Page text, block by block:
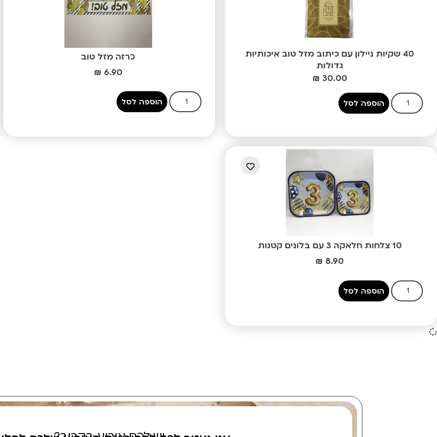
40 שקיות ניילון עם כיתוב מזל טוב איכותיות
גדולות
₪ 30.00
הוספה לסל
כרזה מזל טוב
₪ 6.90
הוספה לסל
10 צלחות חלאקה 3 עם בלונים קטנות
₪ 8.90
הוספה לסל